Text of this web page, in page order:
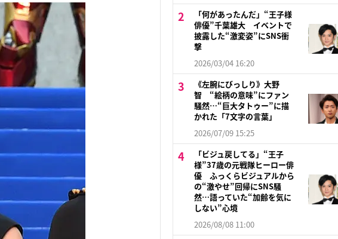
「何があったんだ」“王子様
俳優”千葉雄大 イベントで
披露した“激変姿”にSNS衝
撃
2026/03/04 16:20
《左腕にびっしり》大野
智 “絵柄の意味”にファン
騒然…“巨大タトゥー”に描
かれた「7文字の言葉」
2026/07/09 15:25
「ビジュ戻してる」“王子
様”37歳の元戦隊ヒーロー俳
優 ふっくらビジュアルから
の“激やせ”回帰にSNS騒
然…語っていた“加齢を気に
しない”心境
2026/08/08 11:00